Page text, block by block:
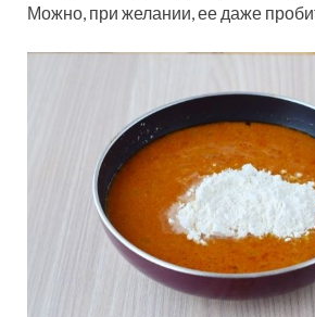
Можно, при желании, ее даже